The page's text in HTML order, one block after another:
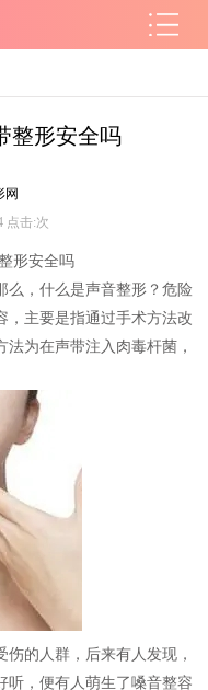
整形安全吗
网
点击:次
形安全吗
么，什么是声音整形？危险
，主要是指通过手术方法改
为在声带注入肉毒杆菌，
的人群，后来有人发现，
听，便有人萌生了嗓音整容